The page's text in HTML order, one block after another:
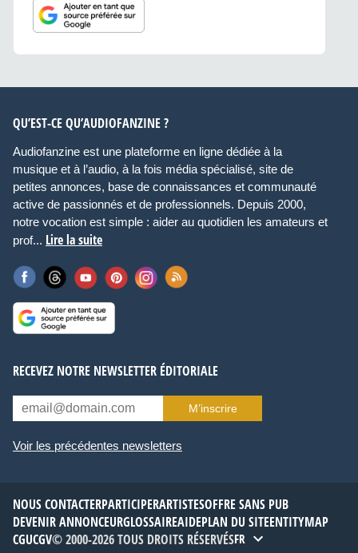
QU’EST-CE QU’AUDIOFANZINE ?
Audiofanzine est une plateforme en ligne dédiée à la
musique et à l’audio, à la fois média spécialisé, site de
petites annonces, base de connaissances et communauté
active de passionnés et de professionnels. Depuis 2000,
notre vocation est simple : aider au quotidien les amateurs et
prof... Lire la suite
RECEVEZ NOTRE NEWSLETTER ÉDITORIALE
M’inscrire
Voir les précédentes newsletters
NOUS CONTACTERPARTICIPERARTISTESOFFRE SANS PUB
DEVENIR ANNONCEURGLOSSAIREAIDEPLAN DU SITEENTITYMAP
CGUCGV© 2000-2026 TOUS DROITS RÉSERVÉSFR